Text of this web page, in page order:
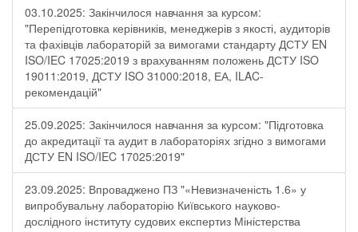
03.10.2025: Закінчилося навчання за курсом:
"Перепідготовка керівників, менеджерів з якості, аудиторів
та фахівців лабораторій за вимогами стандарту ДСТУ EN
ISO/IEC 17025:2019 з врахуванням положень ДСТУ ISO
19011:2019, ДСТУ ISO 31000:2018, ЕА, ILAC-
рекомендацій"
25.09.2025: Закінчилося навчання за курсом: "Підготовка
до акредитації та аудит в лабораторіях згідно з вимогами
ДСТУ EN ISO/IEC 17025:2019"
23.09.2025: Впроваджено ПЗ "«Невизначеність 1.6» у
випробувальну лабораторію Київського науково-
дослідного інституту судових експертиз Міністерства